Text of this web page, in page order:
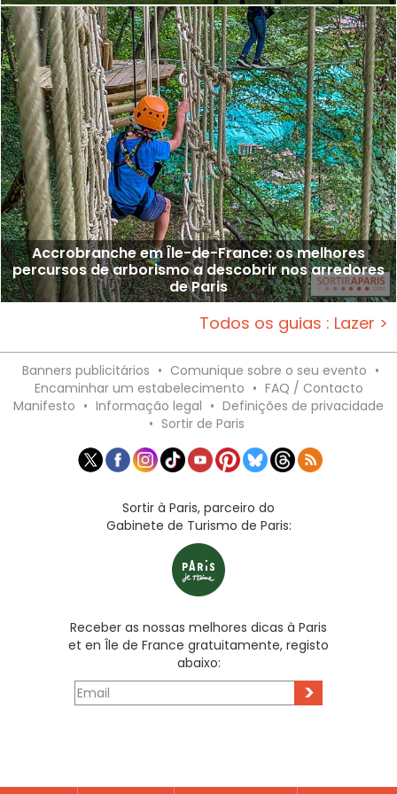
Accrobranche em Île-de-France: os melhores
percursos de arborismo a descobrir nos arredores
de Paris
Todos os guias : Lazer >
Banners publicitários • Comunique sobre o seu evento •
Encaminhar um estabelecimento • FAQ / Contacto
Manifesto • Informação legal • Definições de privacidade
• Sortir de Paris
Sortir à Paris, parceiro do
Gabinete de Turismo de Paris:
Receber as nossas melhores dicas à Paris
et en Île de France gratuitamente, registo
abaixo:
>